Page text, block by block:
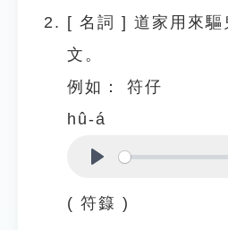
[ 名詞 ] 道家用來驅
文。
例如：
符仔
hû-á
( 符籙 )